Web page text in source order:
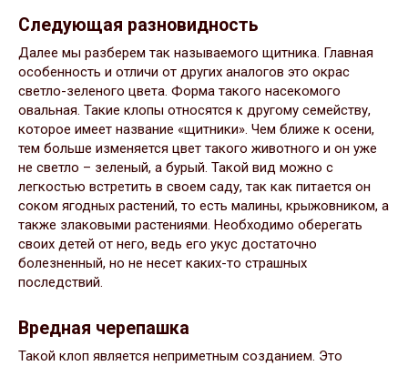
Следующая разновидность
Далее мы разберем так называемого щитника. Главная
особенность и отличи от других аналогов это окрас
светло-зеленого цвета. Форма такого насекомого
овальная. Такие клопы относятся к другому семейству,
которое имеет название «щитники». Чем ближе к осени,
тем больше изменяется цвет такого животного и он уже
не светло – зеленый, а бурый. Такой вид можно с
легкостью встретить в своем саду, так как питается он
соком ягодных растений, то есть малины, крыжовником, а
также злаковыми растениями. Необходимо оберегать
своих детей от него, ведь его укус достаточно
болезненный, но не несет каких-то страшных
последствий.
Вредная черепашка
Такой клоп является неприметным созданием. Это